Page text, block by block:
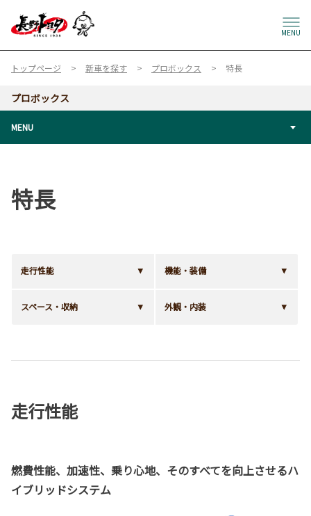
MENU
トップページ 新車を探す プロボックス 特長
プロボックス
MENU
特長
走行性能 機能・装備
スペース・収納 外観・内装
走行性能
燃費性能、加速性、乗り心地、そのすべてを向上させるハ
イブリッドシステム